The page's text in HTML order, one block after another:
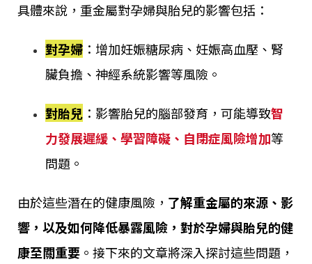
具體來說，重金屬對孕婦與胎兒的影響包括：
對孕婦 ：增加妊娠糖尿病、妊娠高血壓、腎
臟負擔、神經系統影響等風險。
對胎兒 ：影響胎兒的腦部發育，可能導致智
力發展遲緩、學習障礙、自閉症風險增加等
問題。
由於這些潛在的健康風險， 了解重金屬的來源、影
響，以及如何降低暴露風險，對於孕婦與胎兒的健
康至關重要 。接下來的文章將深入探討這些問題，